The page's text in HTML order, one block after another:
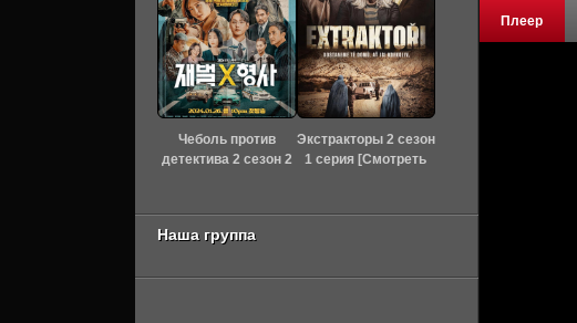
Плеер
Чеболь против
детектива 2 сезон 2
Экстракторы 2 сезон
1 серия [Смотреть
Наша группа